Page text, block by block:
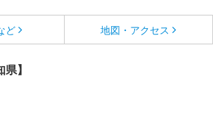
ど 地図・アクセス
】